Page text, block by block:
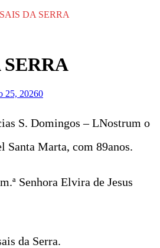
DA SERRA
25, 20260
S. Domingos – LNostrum o
Santa Marta, com 89anos.
Senhora Elvira de Jesus
da Serra.